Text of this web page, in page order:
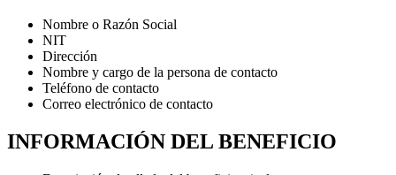
Nombre o Razón Social
NIT
Dirección
Nombre y cargo de la persona de contacto
Teléfono de contacto
Correo electrónico de contacto
INFORMACIÓN DEL BENEFICIO